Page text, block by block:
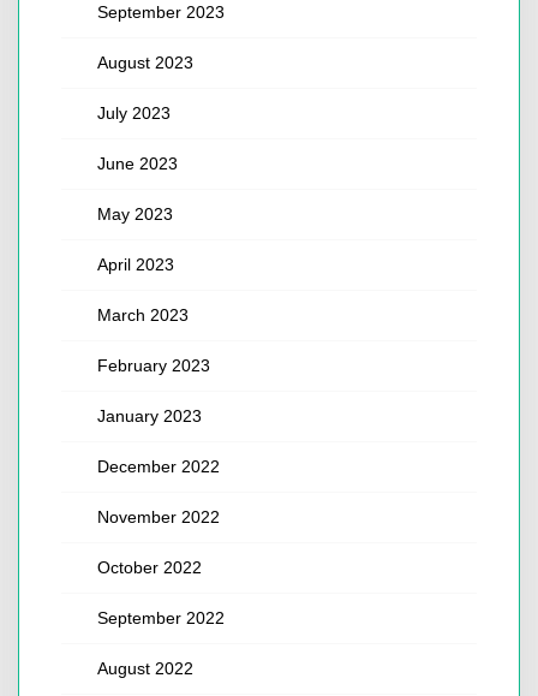
September 2023
August 2023
July 2023
June 2023
May 2023
April 2023
March 2023
February 2023
January 2023
December 2022
November 2022
October 2022
September 2022
August 2022